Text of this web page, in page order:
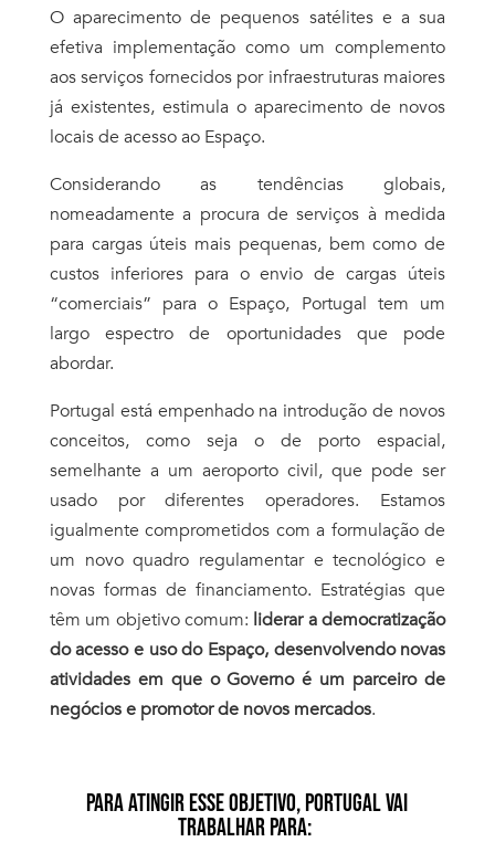
O aparecimento de pequenos satélites e a sua
efetiva implementação como um complemento
aos serviços fornecidos por infraestruturas maiores
já existentes, estimula o aparecimento de novos
locais de acesso ao Espaço.
Considerando as tendências globais,
nomeadamente a procura de serviços à medida
para cargas úteis mais pequenas, bem como de
custos inferiores para o envio de cargas úteis
“comerciais” para o Espaço, Portugal tem um
largo espectro de oportunidades que pode
abordar.
Portugal está empenhado na introdução de novos
conceitos, como seja o de porto espacial,
semelhante a um aeroporto civil, que pode ser
usado por diferentes operadores. Estamos
igualmente comprometidos com a formulação de
um novo quadro regulamentar e tecnológico e
novas formas de financiamento. Estratégias que
têm um objetivo comum: liderar a democratização
do acesso e uso do Espaço, desenvolvendo novas
atividades em que o Governo é um parceiro de
negócios e promotor de novos mercados.
PARA ATINGIR ESSE OBJETIVO, PORTUGAL VAI
TRABALHAR PARA: